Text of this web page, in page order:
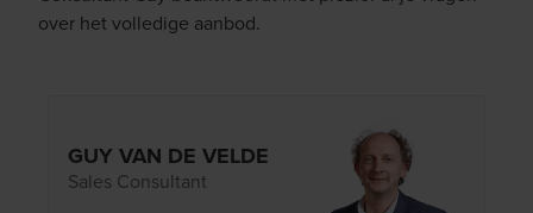
over het volledige aanbod.
GUY VAN DE VELDE
Sales Consultant